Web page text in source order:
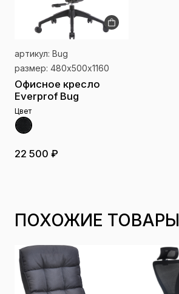
артикул: Bug
размер: 480х500х1160
Офисное кресло
Everprof Bug
Цвет
22 500 ₽
ПОХОЖИЕ ТОВАРЫ